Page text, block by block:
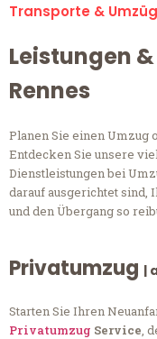
Transporte &
Leistungen
Rennes
Planen Sie einen Umzug
Entdecken Sie unsere
Dienstleistungen bei
darauf ausgerichtet sind,
und den Übergang so
Privatumzug |
Starten Sie Ihren
Privatumzug Service,